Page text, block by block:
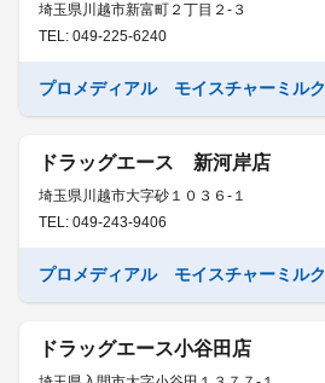
埼玉県川越市新富町２丁目２-３
TEL: 049-225-6240
プロメディアル モイスチャーミルク
ドラッグエース 新河岸店
埼玉県川越市大字砂１０３６-１
TEL: 049-243-9406
プロメディアル モイスチャーミルク
ドラッグエース小谷田店